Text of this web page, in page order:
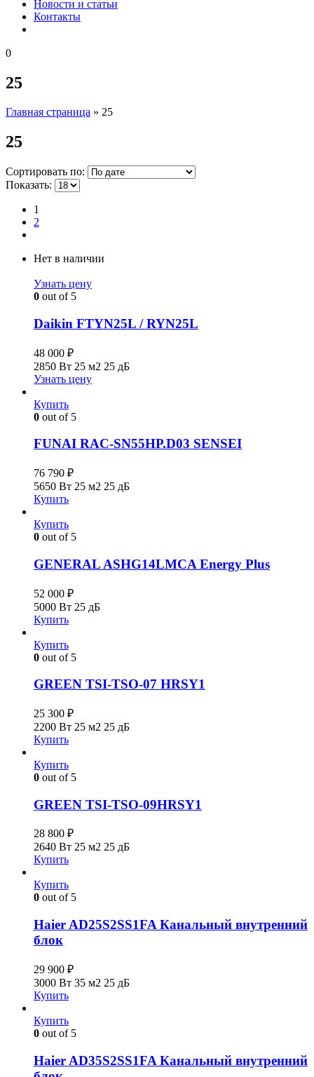
Новости и статьи
Контакты
0
25
Главная страница » 25
25
Сортировать по:
Показать:
1
2
Нет в наличии
Узнать цену
0 out of 5
Daikin FTYN25L / RYN25L
48 000 ₽
2850 Вт 25 м2 25 дБ
Узнать цену
Купить
0 out of 5
FUNAI RAC-SN55HP.D03 SENSEI
76 790 ₽
5650 Вт 25 м2 25 дБ
Купить
Купить
0 out of 5
GENERAL ASHG14LMCA Energy Plus
52 000 ₽
5000 Вт 25 дБ
Купить
Купить
0 out of 5
GREEN TSI-TSO-07 HRSY1
25 300 ₽
2200 Вт 25 м2 25 дБ
Купить
Купить
0 out of 5
GREEN TSI-TSO-09HRSY1
28 800 ₽
2640 Вт 25 м2 25 дБ
Купить
Купить
0 out of 5
Haier AD25S2SS1FA Канальный внутренний
блок
29 900 ₽
3000 Вт 35 м2 25 дБ
Купить
Купить
0 out of 5
Haier AD35S2SS1FA Канальный внутренний